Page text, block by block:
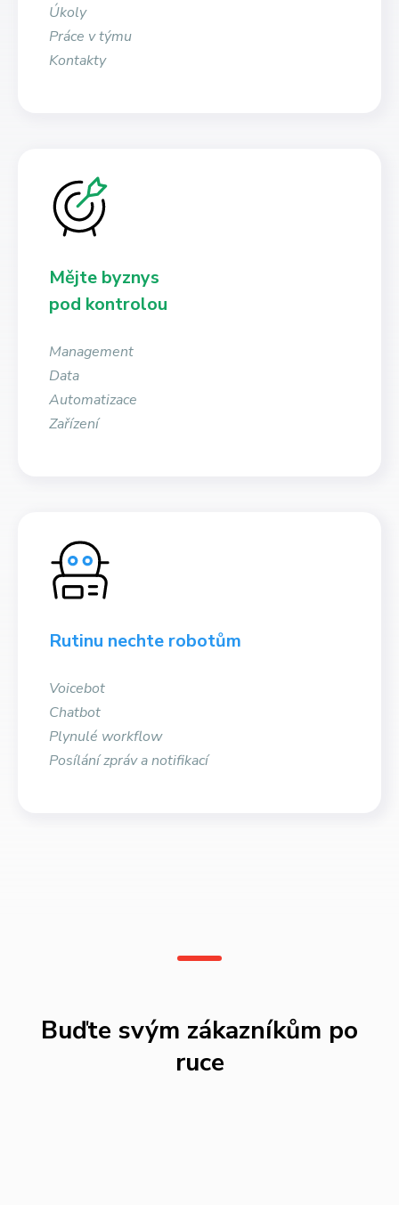
Úkoly
Práce v týmu
Kontakty
Mějte byznys
pod kontrolou
Management
Data
Automatizace
Zařízení
Rutinu nechte robotům
Voicebot
Chatbot
Plynulé workflow
Posílání zpráv a notifikací
Buďte svým zákazníkům po
ruce